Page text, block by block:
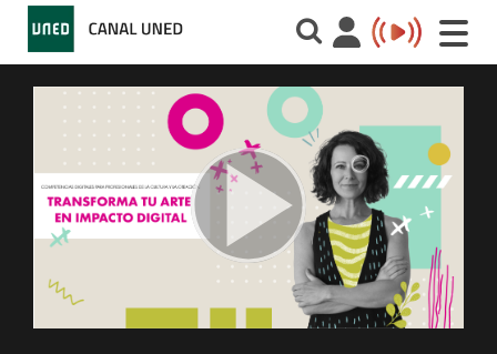
Toggle